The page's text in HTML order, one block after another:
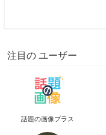
注目の ユーザー
話題の画像プラス